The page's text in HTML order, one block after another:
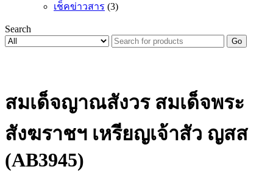
เช็คข่าวสาร (3)
Search
Go
สมเด็จญาณสังวร สมเด็จพระ
สังฆราชฯ เหรียญเจ้าสัว ญสส
(AB3945)